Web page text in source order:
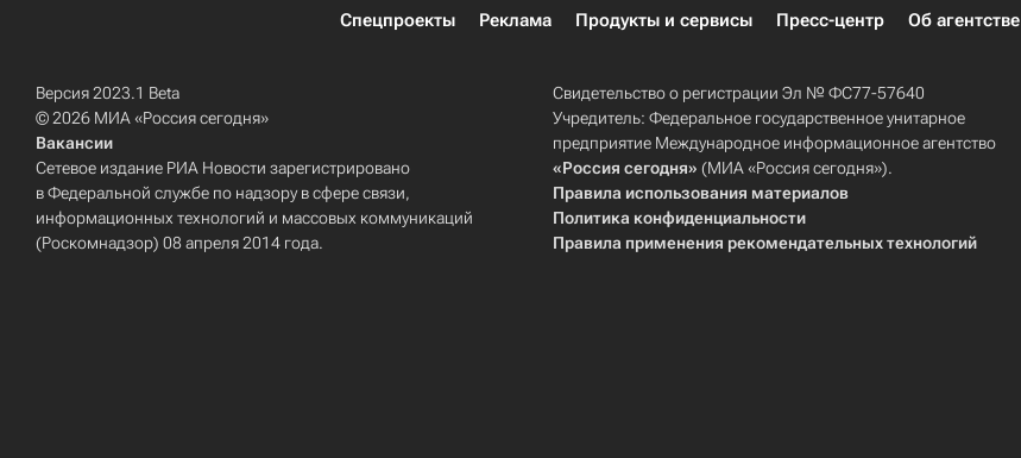
Спецпроекты
Реклама Продукты и сервисы Пресс-центр Об агентстве
Версия 2023.1 Beta
© 2026 МИА «Россия сегодня»
Вакансии
Сетевое издание РИА Новости зарегистрировано
в Федеральной службе по надзору в сфере связи,
информационных технологий и массовых коммуникаций
(Роскомнадзор) 08 апреля 2014 года.
Свидетельство о регистрации Эл № ФС77-57640
Учредитель: Федеральное государственное унитарное
предприятие Международное информационное агентство
«Россия сегодня» (МИА «Россия сегодня»).
Правила использования материалов
Политика конфиденциальности
Правила применения рекомендательных технологий